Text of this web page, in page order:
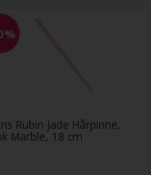
Rubin Jade Hårpinne,
Marble, 18 cm